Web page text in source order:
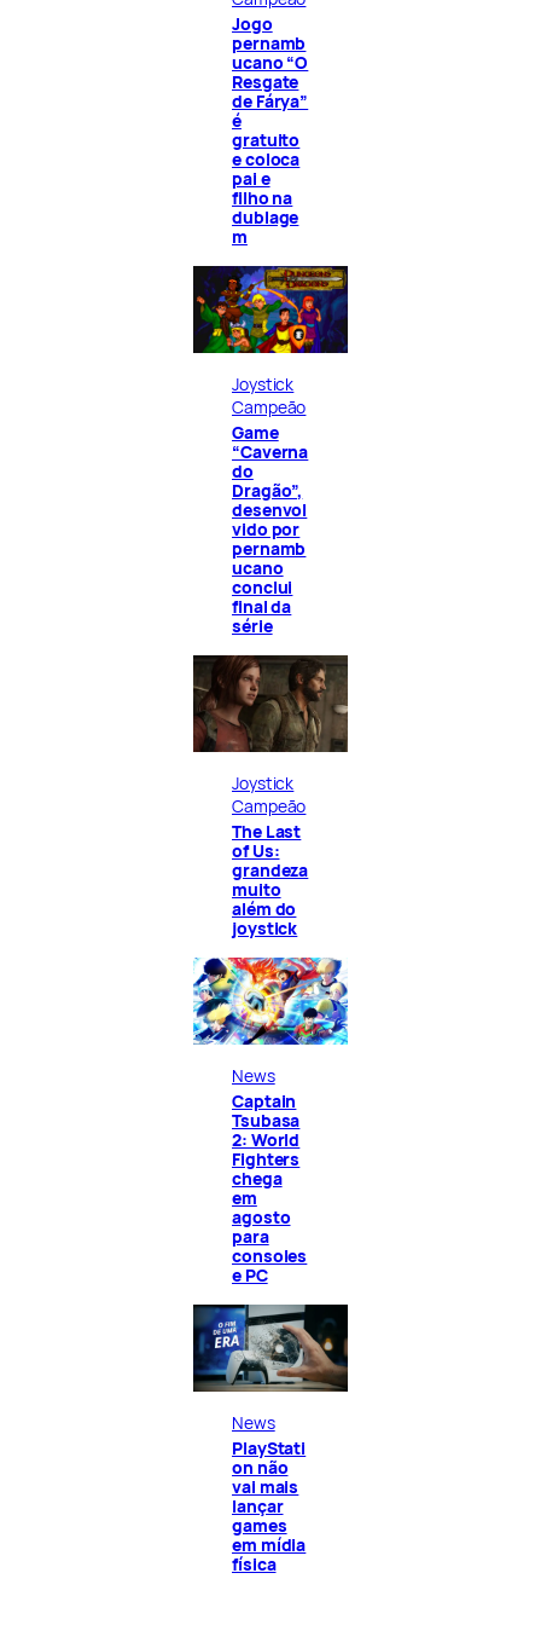
Jogo
pernamb
ucano “O
Resgate
de Fárya”
é
gratuito
e coloca
pai e
filho na
dublage
m
Joystick
Campeão
Game
“Caverna
do
Dragão”,
desenvol
vido por
pernamb
ucano
conclui
final da
série
Joystick
Campeão
The Last
of Us:
grandeza
muito
além do
joystick
News
Captain
Tsubasa
2: World
Fighters
chega
em
agosto
para
consoles
e PC
News
PlayStati
on não
vai mais
lançar
games
em mídia
física